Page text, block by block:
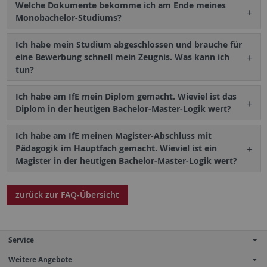
Welche Dokumente bekomme ich am Ende meines
Monobachelor-Studiums?
Ich habe mein Studium abgeschlossen und brauche für
eine Bewerbung schnell mein Zeugnis. Was kann ich
tun?
Ich habe am IfE mein Diplom gemacht. Wieviel ist das
Diplom in der heutigen Bachelor-Master-Logik wert?
Ich habe am IfE meinen Magister-Abschluss mit
Pädagogik im Hauptfach gemacht. Wieviel ist ein
Magister in der heutigen Bachelor-Master-Logik wert?
zurück zur FAQ-Übersicht
Service
Weitere Angebote